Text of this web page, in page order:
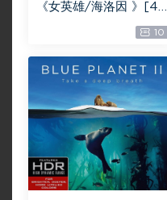
《女英雄/海洛因 》[4K
修复纪录片]2160p.NF.
WEBRip.DDP5.1.X264
-AJP69下载/12.85G
10